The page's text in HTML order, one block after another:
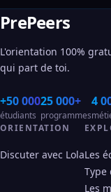
PrePeers
L'orientation 100%
qui part de toi.
+50 000
étudiants
25 000+
programmes
4
ORIENTATION
Discuter avec LolaLes
Type
Les